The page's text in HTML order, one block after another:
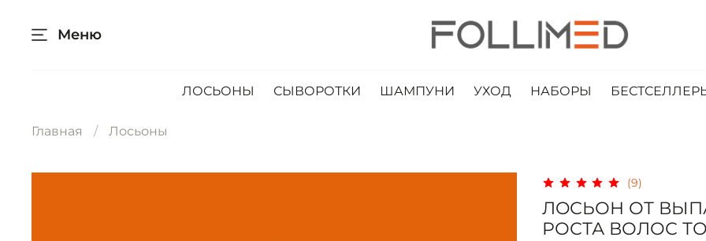
Меню
ЛОСЬОНЫ СЫВОРОТКИ ШАМПУНИ УХОД НАБОРЫ
Главная Лосьоны
(9)
ЛOСЬОН ОТ
РОСТА ВОЛОС